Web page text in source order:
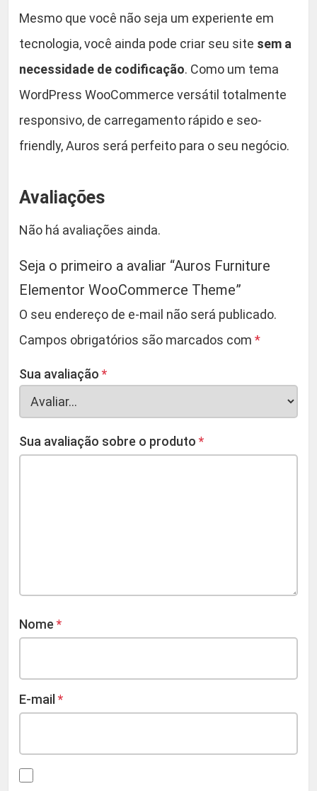
Mesmo que você não seja um experiente em
tecnologia, você ainda pode criar seu site sem a
necessidade de codificação. Como um tema
WordPress WooCommerce versátil totalmente
responsivo, de carregamento rápido e seo-
friendly, Auros será perfeito para o seu negócio.
Avaliações
Não há avaliações ainda.
Seja o primeiro a avaliar “Auros Furniture
Elementor WooCommerce Theme”
O seu endereço de e-mail não será publicado.
Campos obrigatórios são marcados com *
Sua avaliação *
Sua avaliação sobre o produto *
Nome *
E-mail *